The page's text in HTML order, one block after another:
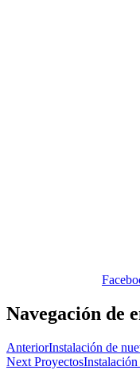
Navegación de
AnteriorInstalación de
Next Proyectos